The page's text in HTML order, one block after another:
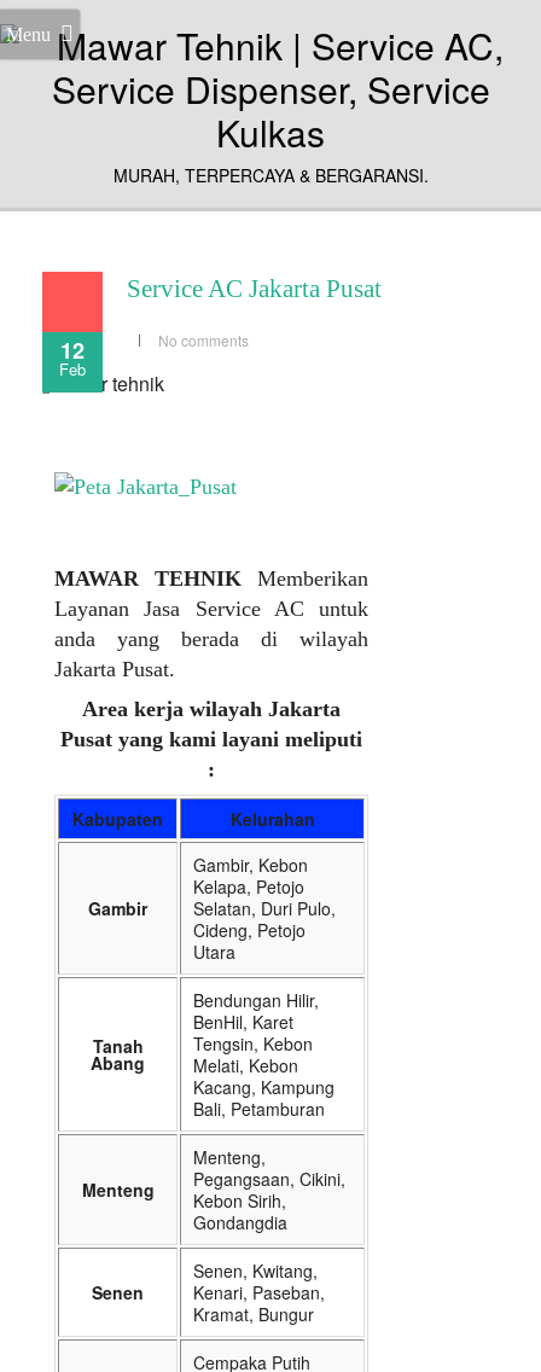
Menu
MURAH, TERPERCAYA & BERGARANSI.
12
Feb
Service AC Jakarta Pusat
No comments
MAWAR TEHNIK Memberikan
Layanan Jasa Service AC untuk
anda yang berada di wilayah
Jakarta Pusat.
Area kerja wilayah Jakarta
Pusat yang kami layani meliputi
:
Kabupaten Kelurahan
Gambir
Gambir, Kebon
Kelapa, Petojo
Selatan, Duri Pulo,
Cideng, Petojo
Utara
Tanah
Abang
Bendungan Hilir,
BenHil, Karet
Tengsin, Kebon
Melati, Kebon
Kacang, Kampung
Bali, Petamburan
Menteng
Menteng,
Pegangsaan, Cikini,
Kebon Sirih,
Gondangdia
Senen
Senen, Kwitang,
Kenari, Paseban,
Kramat, Bungur
Cempaka Putih